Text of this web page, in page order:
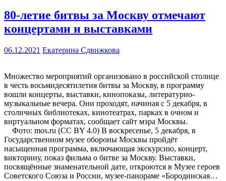
80-летие битвы за Москву отмечают
концертами и выставками
06.12.2021 Екатерина Сдвижкова
Множество мероприятий организовано в российской столице
в честь восьмидесятилетия битвы за Москву, в программу
вошли концерты, выставки, кинопоказы, литературно-
музыкальные вечера. Они проходят, начиная с 5 декабря, в
столичных библиотеках, кинотеатрах, парках в очном и
виртуальном форматах, сообщает сайт мэра Москвы.
Фото: mos.ru (CC BY 4.0) В воскресенье, 5 декабря, в
Государственном музее обороны Москвы пройдёт
насыщенная программа, включающая экскурсию, концерт,
викторину, показ фильма о битве за Москву. Выставки,
посвящённые знаменательной дате, откроются в Музее героев
Советского Союза и России, музее-панораме «Бородинская…